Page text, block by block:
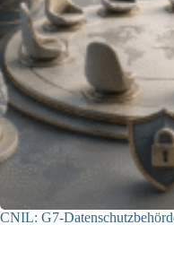
CNIL: G7-